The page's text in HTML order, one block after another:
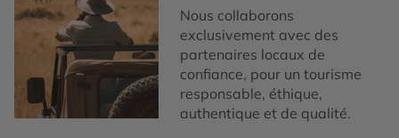
Nous collaborons
exclusivement avec des
partenaires locaux de
confiance, pour un tourisme
responsable, éthique,
authentique et de qualité.